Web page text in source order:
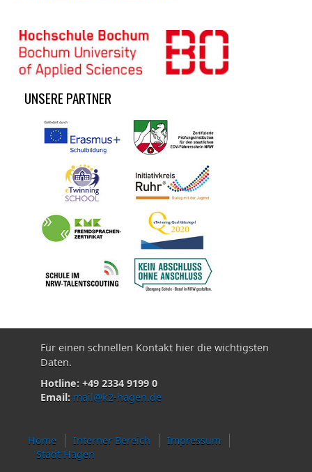
UNSERE PARTNER
Für einen schnellen Kontakt hier die wichtigsten
Daten.
Hotline: +49 2334 9199 0
Email: mail@k2-hagen.de
Home Interner Bereich
Impressum
Stadt Hagen